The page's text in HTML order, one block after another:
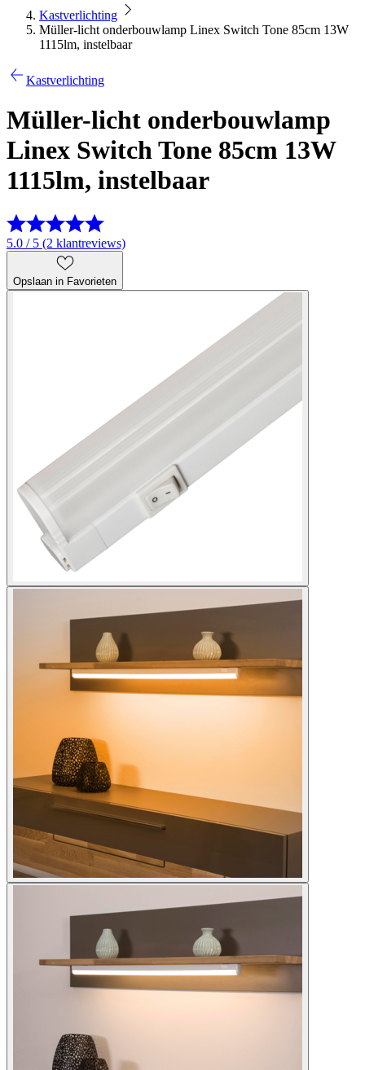
Kastverlichting
Müller-licht onderbouwlamp Linex Switch Tone 85cm 13W
1115lm, instelbaar
Kastverlichting
Müller-licht onderbouwlamp
Linex Switch Tone 85cm 13W
1115lm, instelbaar
5.0 / 5 (2 klantreviews)
Opslaan in Favorieten